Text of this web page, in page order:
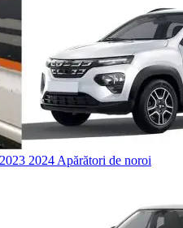
2024 Apărători de noroi